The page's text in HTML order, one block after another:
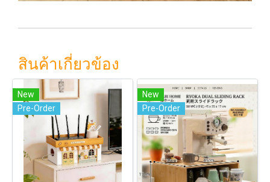
สินค้าเกี่ยวข้อง
New
Pre-Order
New
Pre-Order